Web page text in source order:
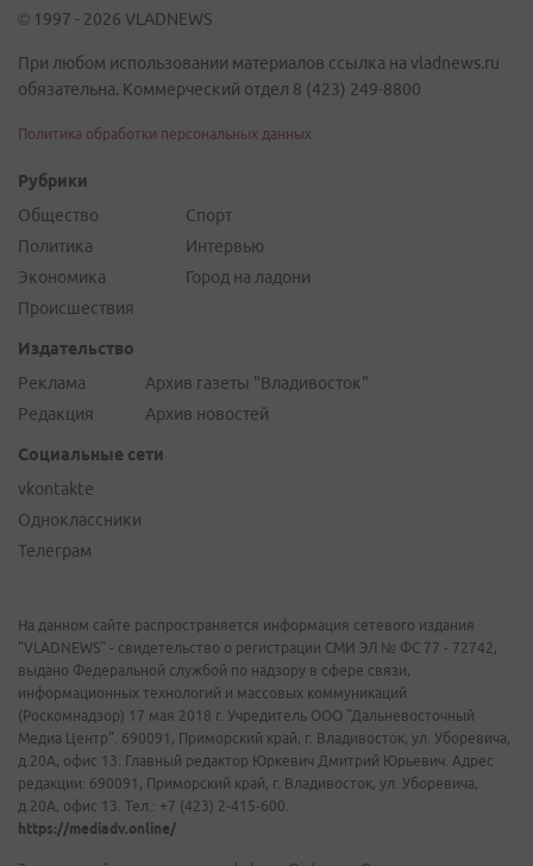
© 1997 - 2026 VLADNEWS
При любом использовании материалов ссылка на vladnews.ru
обязательна. Коммерческий отдел 8 (423) 249-8800
Политика обработки персональных данных
Рубрики
Общество
Политика
Экономика
Происшествия
Спорт
Интервью
Город на ладони
Издательство
Реклама
Редакция
Архив газеты "Владивосток"
Архив новостей
Социальные сети
vkontakte
Одноклассники
Телеграм
На данном сайте распространяется информация сетевого издания
"VLADNEWS" - свидетельство о регистрации СМИ ЭЛ № ФС 77 - 72742,
выдано Федеральной службой по надзору в сфере связи,
информационных технологий и массовых коммуникаций
(Роскомнадзор) 17 мая 2018 г. Учредитель ООО "Дальневосточный
Медиа Центр". 690091, Приморский край, г. Владивосток, ул. Уборевича,
д.20А, офис 13. Главный редактор Юркевич Дмитрий Юрьевич. Адрес
редакции: 690091, Приморский край, г. Владивосток, ул. Уборевича,
д.20А, офис 13. Тел.: +7 (423) 2-415-600.
https://mediadv.online/